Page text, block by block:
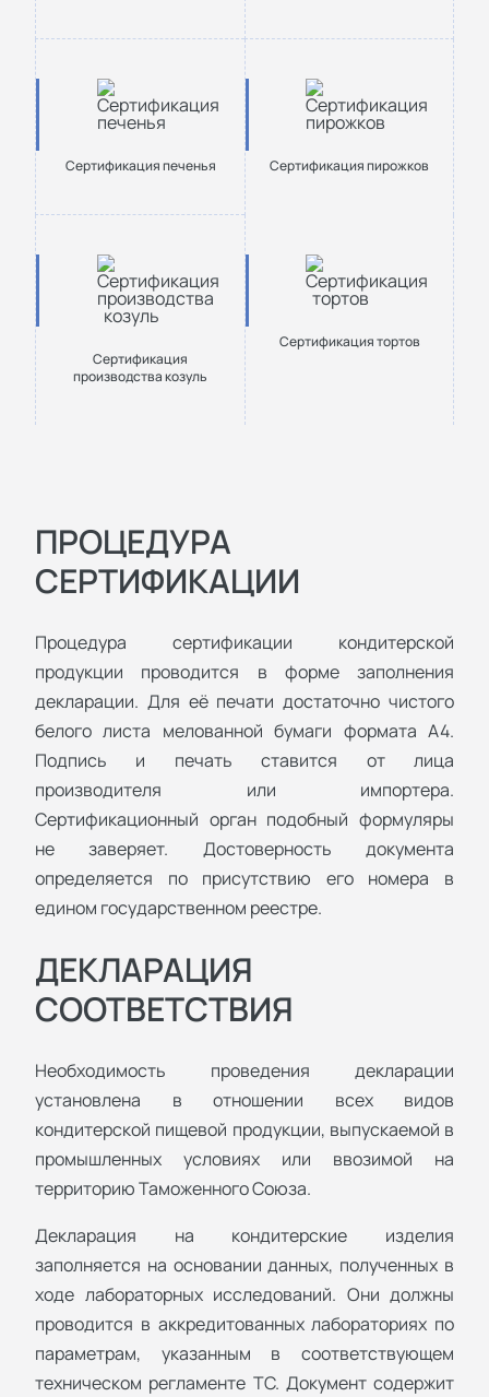
Сертификация печенья Сертификация пирожков
Сертификация
производства козуль
Сертификация тортов
ПРОЦЕДУРА
СЕРТИФИКАЦИИ
Процедура сертификации кондитерской
продукции проводится в форме заполнения
декларации. Для её печати достаточно чистого
белого листа мелованной бумаги формата А4.
Подпись и печать ставится от лица
производителя или импортера.
Сертификационный орган подобный формуляры
не заверяет. Достоверность документа
определяется по присутствию его номера в
едином государственном реестре.
ДЕКЛАРАЦИЯ
СООТВЕТСТВИЯ
Необходимость проведения декларации
установлена в отношении всех видов
кондитерской пищевой продукции, выпускаемой в
промышленных условиях или ввозимой на
территорию Таможенного Союза.
Декларация на кондитерские изделия
заполняется на основании данных, полученных в
ходе лабораторных исследований. Они должны
проводится в аккредитованных лабораториях по
параметрам, указанным в соответствующем
техническом регламенте ТС. Документ содержит